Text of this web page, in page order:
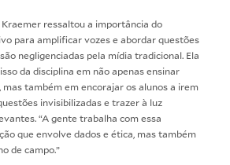
ressaltou a importância do
para amplificar vozes e abordar questões
negligenciadas pela mídia tradicional. Ela
da disciplina em não apenas ensinar
mas também em encorajar os alunos a irem
invisibilizadas e trazer à luz
“A gente trabalha com essa
que envolve dados e ética, mas também
de campo.”